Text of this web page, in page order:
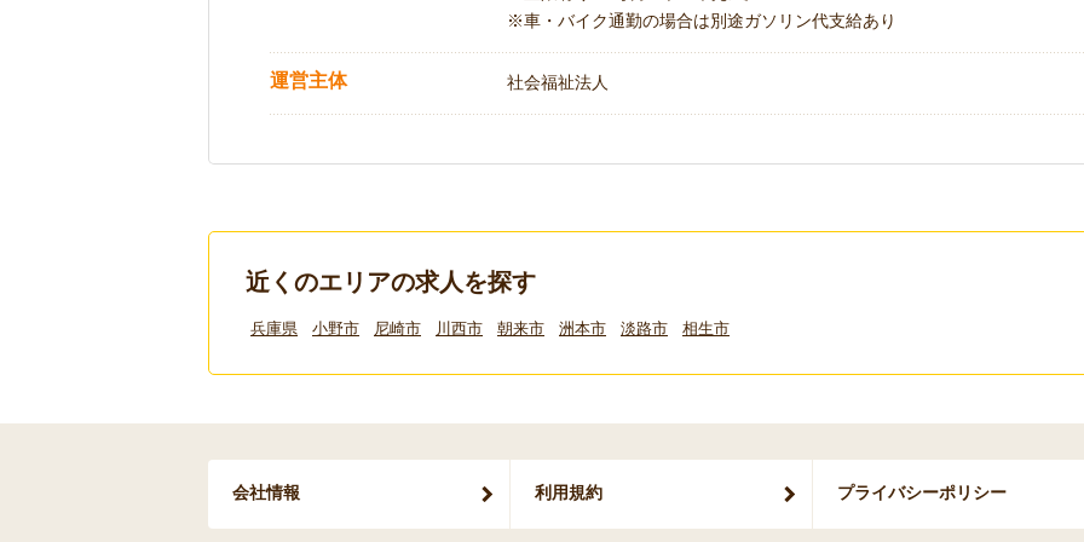
※車・バイク通勤の場合は別途ガソリン代支給あり
運営主体 社会福祉法人
近くのエリアの求人を探す
兵庫県 小野市 尼崎市 川西市 朝来市 洲本市 淡路市 相生市
会社情報 利用規約 プライバシーポリシー